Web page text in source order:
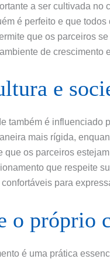
a ser cultivada no
é perfeito e que
que os parceiros
de crescimento
e
também é influenciado
mais rígida,
que os parceiros
que respeite
para
o próprio
é uma prática